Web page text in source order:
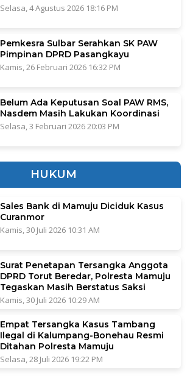
Selasa, 4 Agustus 2026 18:16 PM
Pemkesra Sulbar Serahkan SK PAW
Pimpinan DPRD Pasangkayu
Kamis, 26 Februari 2026 16:32 PM
Belum Ada Keputusan Soal PAW RMS,
Nasdem Masih Lakukan Koordinasi
Selasa, 3 Februari 2026 20:03 PM
HUKUM
Sales Bank di Mamuju Diciduk Kasus
Curanmor
Kamis, 30 Juli 2026 10:31 AM
Surat Penetapan Tersangka Anggota
DPRD Torut Beredar, Polresta Mamuju
Tegaskan Masih Berstatus Saksi
Kamis, 30 Juli 2026 10:29 AM
Empat Tersangka Kasus Tambang
Ilegal di Kalumpang-Bonehau Resmi
Ditahan Polresta Mamuju
Selasa, 28 Juli 2026 19:22 PM